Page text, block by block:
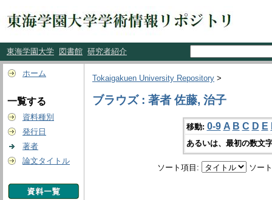
東海学園大学 図書館 研究者紹介
ホーム
一覧する
資料種別
発行日
著者
論文タイトル
Tokaigakuen University Repository >
ブラウズ : 著者 佐藤, 治子
移動: 0-9 A B C D E
あるいは、最初の数文
ソート項目: ソー